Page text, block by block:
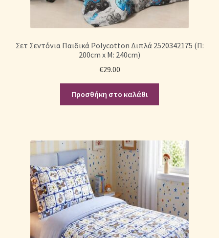
Σετ Σεντόνια Παιδικά Polycotton Διπλά 2520342175 (Π:
200cm x Μ: 240cm)
€29.00
Προσθήκη στο καλάθι